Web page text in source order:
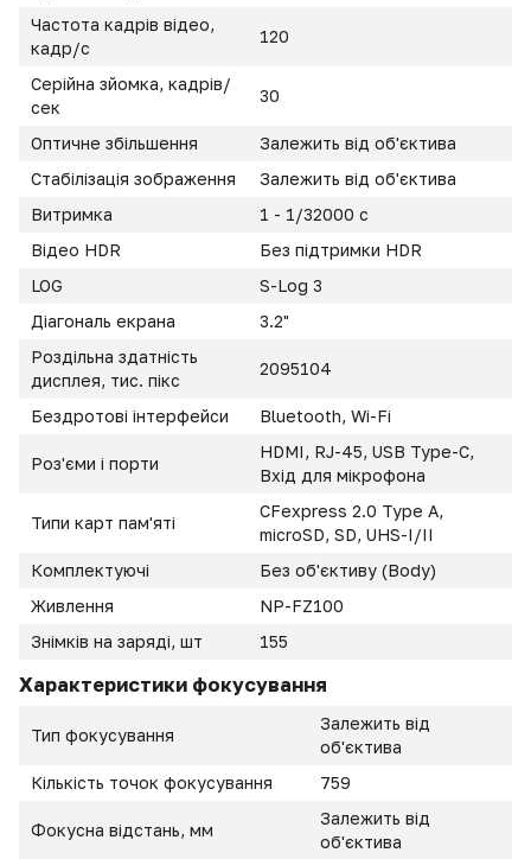
Частота кадрів відео,
кадр/с
120
Серійна зйомка, кадрів/
сек
30
Оптичне збільшення
Залежить від об'єктива
Стабілізація зображення
Залежить від об'єктива
Витримка
1 - 1/32000 c
Відео HDR
Без підтримки HDR
LOG
S-Log 3
Діагональ екрана
3.2"
Роздільна здатність
дисплея, тис. пікс
2095104
Бездротові інтерфейси Bluetooth, Wi-Fi
Роз'єми і порти
HDMI, RJ-45, USB Type-C,
Вхід для мікрофона
Типи карт пам'яті
CFexpress 2.0 Type A,
microSD, SD, UHS-I/II
Комплектуючі
Без об'єктиву (Body)
Живлення
NP-FZ100
Знімків на заряді, шт
155
Характеристики фокусування
Тип фокусування
Залежить від
об'єктива
Кількість точок фокусування
759
Фокусна відстань, мм
Залежить від
об'єктива